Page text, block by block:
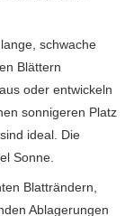
schwache
Blättern
oder entwickeln
sonnigeren Platz
ideal. Die
Sonne.
Blatträndern,
Ablagerungen